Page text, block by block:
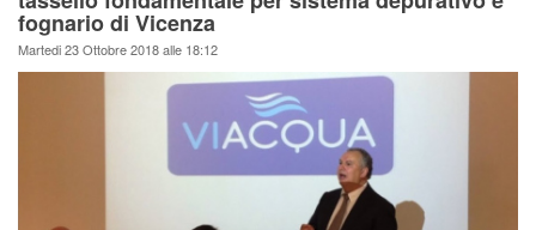
fognario di Vicenza
Martedi 23 Ottobre 2018 alle 18:12